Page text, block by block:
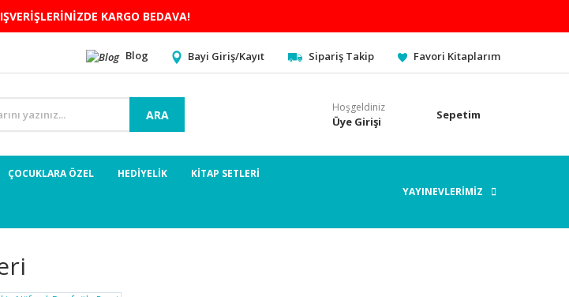
KARGO BEDAVA!
Blog Bayi Giriş/Kayıt Sipariş Takip Favori Kitaplarım
ARA
Hoşgeldiniz
Üye Girişi Sepetim
ÇOCUKLARA ÖZEL HEDİYELİK KİTAP SETLERİ
YAYINEVLERİMİZ